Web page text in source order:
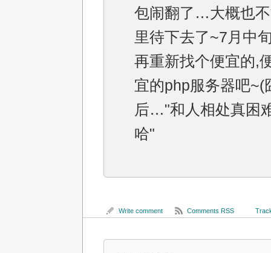
包闹翻了…大概也
里待下去了~7月中
再重新找个便宜的,
宜的php服务器吧
后…"和人相处真困
哈"
Write comment Comments RSS